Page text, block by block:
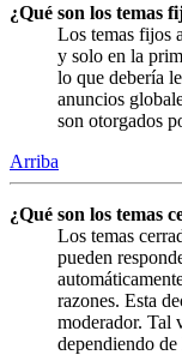
¿Qué son los temas
Los temas fijos
y solo en la
lo que debería
anuncios
son otorgados
Arriba
¿Qué son los temas
Los temas
pueden
razones. Esta
moderador. Tal
dependiendo